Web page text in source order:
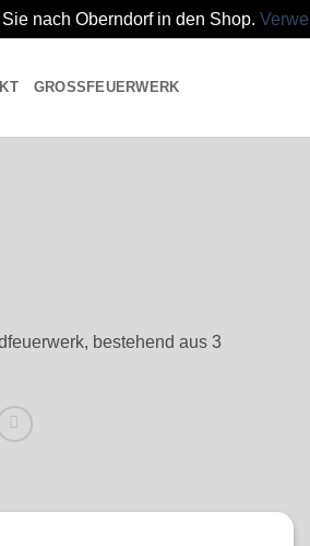
nach Oberndorf in den Shop.
GROSSFEUERWERK
bestehend aus 3